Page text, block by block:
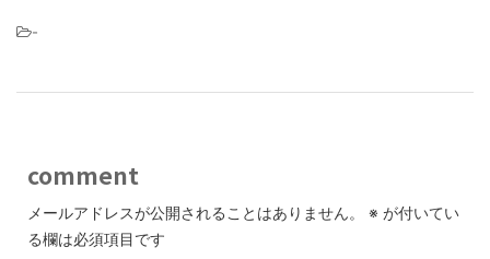
-
comment
メールアドレスが公開されることはありません。 ※ が付いてい
る欄は必須項目です